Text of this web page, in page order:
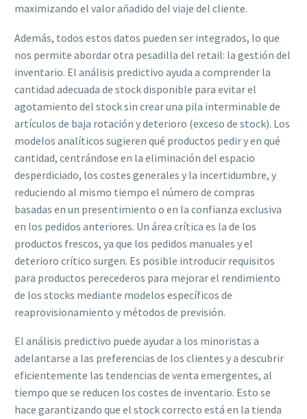
maximizando el valor añadido del viaje del cliente.
Además, todos estos datos pueden ser integrados, lo que
nos permite abordar otra pesadilla del retail: la gestión del
inventario. El análisis predictivo ayuda a comprender la
cantidad adecuada de stock disponible para evitar el
agotamiento del stock sin crear una pila interminable de
artículos de baja rotación y deterioro (exceso de stock). Los
modelos analíticos sugieren qué productos pedir y en qué
cantidad, centrándose en la eliminación del espacio
desperdiciado, los costes generales y la incertidumbre, y
reduciendo al mismo tiempo el número de compras
basadas en un presentimiento o en la confianza exclusiva
en los pedidos anteriores. Un área crítica es la de los
productos frescos, ya que los pedidos manuales y el
deterioro crítico surgen. Es posible introducir requisitos
para productos perecederos para mejorar el rendimiento
de los stocks mediante modelos específicos de
reaprovisionamiento y métodos de previsión.
El análisis predictivo puede ayudar a los minoristas a
adelantarse a las preferencias de los clientes y a descubrir
eficientemente las tendencias de venta emergentes, al
tiempo que se reducen los costes de inventario. Esto se
hace garantizando que el stock correcto está en la tienda